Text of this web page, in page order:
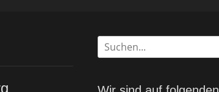
Suche
nach: